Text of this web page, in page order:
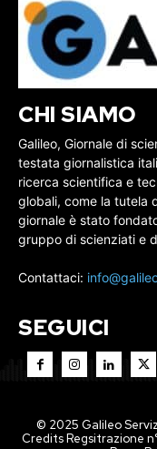
CHI SIAMO
Galileo, Giornale di
testata giornalistica
ricerca scientifica e
globali, come la tutela
giornale è stato
gruppo di scienziati e
Contattaci:
SEGUICI
© 2025 Galileo
Credits Regsitrazione